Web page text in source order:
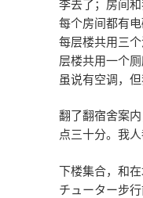
每个房间都有
每层楼共用三
层楼共用一个
虽说有空调，
翻了翻宿舍案
点三十分。我人
下楼集合，和
チューター步